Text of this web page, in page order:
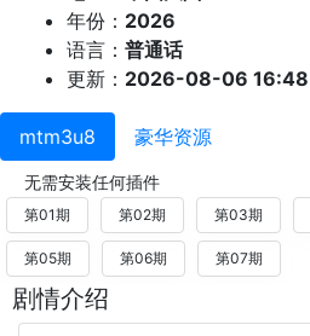
年份： 2026
语言： 普通话
更新： 2026-08-06 16:48
mtm3u8 豪华资源
无需安装任何插件
第01期 第02期 第03期
第05期 第06期 第07期
剧情介绍